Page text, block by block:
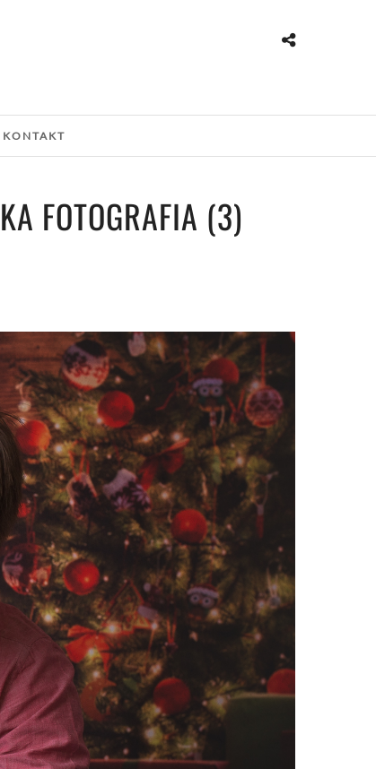
KONTAKT
FOTOGRAFIA (3)